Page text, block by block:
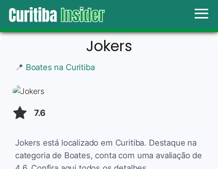
Jokers
📍 Boates na Curitiba
7.6
Jokers está localizado em Curitiba. Destaque na
categoria de Boates, conta com uma avaliação de